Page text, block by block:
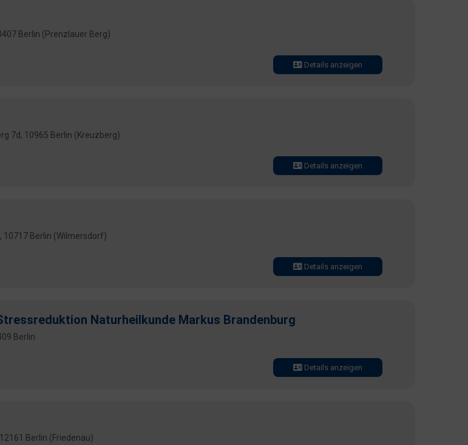
Berlin (Prenzlauer Berg)
Details anzeigen
7d, 10965 Berlin (Kreuzberg)
Details anzeigen
10717 Berlin (Wilmersdorf)
Details anzeigen
Naturheilkunde Markus Brandenburg
Berlin
Details anzeigen
Berlin (Friedenau)